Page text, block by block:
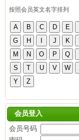
按照会员英文名字排列
会员登入
会员号码